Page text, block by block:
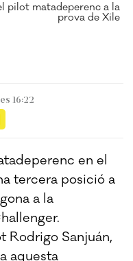
pilot matadeperenc a la
prova de Xile
16:22
en el
tercera posició a
a la
Rodrigo Sanjuán,
aquesta